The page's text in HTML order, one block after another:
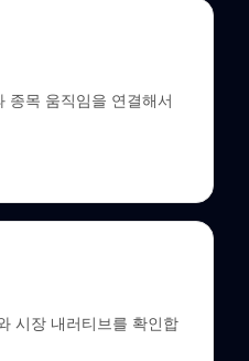
종목 움직임을 연결해서
시장 내러티브를 확인합